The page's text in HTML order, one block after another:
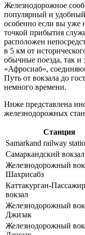
Железнодорожное
популярный и удобный
особенно если вы уже
точкой прибытия
расположен
в 5 км от
обычные поезда, так и
«Афросиаб»,
Путь от вокзала до
немного времени.
Ниже представлена
железнодорожных
Станция
Samarkand railway
Самаркандский вокзал
Железнодорожный
Шахрисабз
Каттакурган-
вокзал
Железнодорожный
Джизак
Железнодорожный